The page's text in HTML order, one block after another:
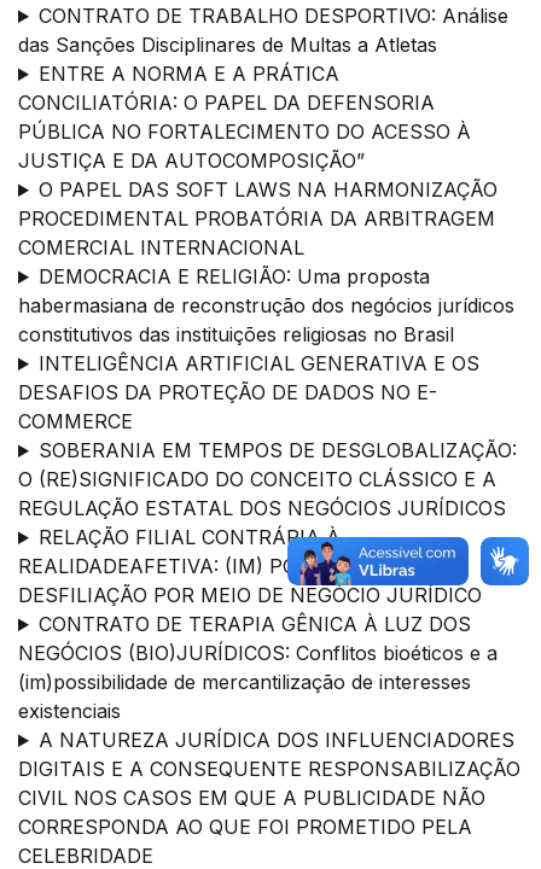
CONTRATO DE TRABALHO DESPORTIVO: Análise
das Sanções Disciplinares de Multas a Atletas
ENTRE A NORMA E A PRÁTICA
CONCILIATÓRIA: O PAPEL DA DEFENSORIA
PÚBLICA NO FORTALECIMENTO DO ACESSO À
JUSTIÇA E DA AUTOCOMPOSIÇÃO”
O PAPEL DAS SOFT LAWS NA HARMONIZAÇÃO
PROCEDIMENTAL PROBATÓRIA DA ARBITRAGEM
COMERCIAL INTERNACIONAL
DEMOCRACIA E RELIGIÃO: Uma proposta
habermasiana de reconstrução dos negócios jurídicos
constitutivos das instituições religiosas no Brasil
INTELIGÊNCIA ARTIFICIAL GENERATIVA E OS
DESAFIOS DA PROTEÇÃO DE DADOS NO E-
COMMERCE
SOBERANIA EM TEMPOS DE DESGLOBALIZAÇÃO:
O (RE)SIGNIFICADO DO CONCEITO CLÁSSICO E A
REGULAÇÃO ESTATAL DOS NEGÓCIOS JURÍDICOS
RELAÇÃO FILIAL CONTRÁRIA À
REALIDADEAFETIVA: (IM) POSSIBILIDADE DE
DESFILIAÇÃO POR MEIO DE NEGÓCIO JURÍDICO
CONTRATO DE TERAPIA GÊNICA À LUZ DOS
NEGÓCIOS (BIO)JURÍDICOS: Conflitos bioéticos e a
(im)possibilidade de mercantilização de interesses
existenciais
A NATUREZA JURÍDICA DOS INFLUENCIADORES
DIGITAIS E A CONSEQUENTE RESPONSABILIZAÇÃO
CIVIL NOS CASOS EM QUE A PUBLICIDADE NÃO
CORRESPONDA AO QUE FOI PROMETIDO PELA
CELEBRIDADE